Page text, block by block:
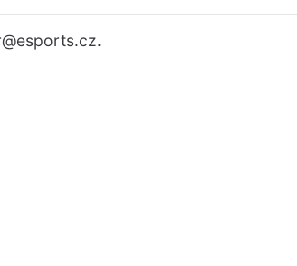
@esports.cz.